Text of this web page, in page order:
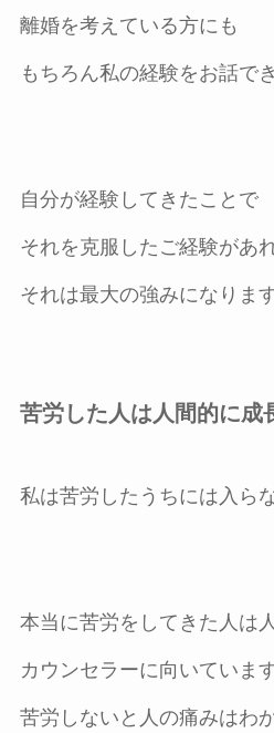
離婚を考えている方にも
もちろん私の経験をお話で
自分が経験してきたことで
それを克服したご経験があ
それは最大の強みになります
苦労した人は人間的に成
私は苦労したうちには入ら
本当に苦労をしてきた人は
カウンセラーに向いています
苦労しないと人の痛みはわ